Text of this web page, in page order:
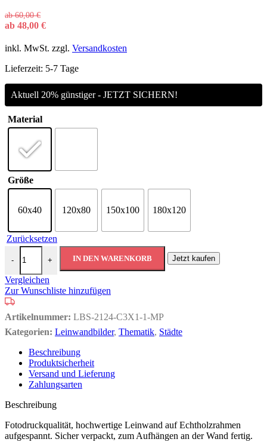
ab60,00€
ab 48,00 €
inkl. MwSt. zzgl. Versandkosten
Lieferzeit: 5-7 Tage
Aktuell 20% günstiger - JETZT SICHERN!
Material
Größe
60x40 120x80 150x100 180x120
Zurücksetzen
-
Mehrteiliges Bild Manhattan-Brücke In New York City Menge
+ IN DEN WARENKORB Jetzt kaufen
Vergleichen
Zur Wunschliste hinzufügen
Artikelnummer: LBS-2124-C3X1-1-MP
Kategorien: Leinwandbilder, Thematik, Städte
Beschreibung
Produktsicherheit
Versand und Lieferung
Zahlungsarten
Beschreibung
Fotodruckqualität, hochwertige Leinwand auf Echtholzrahmen
aufgespannt. Sicher verpackt, zum Aufhängen an der Wand fertig.